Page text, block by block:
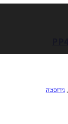
נירוסטה